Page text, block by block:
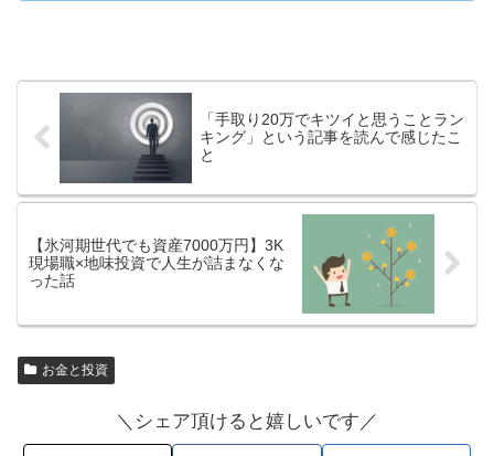
「手取り20万でキツイと思うことラン
キング」という記事を読んで感じたこ
と
【氷河期世代でも資産7000万円】3K
現場職×地味投資で人生が詰まなくな
った話
お金と投資
＼シェア頂けると嬉しいです／